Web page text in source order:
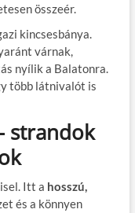
összeér.
kincsesbánya.
várnak,
nyílik a Balatonra.
több látnivalót is
strandok
Itt a hosszú,
és a könnyen